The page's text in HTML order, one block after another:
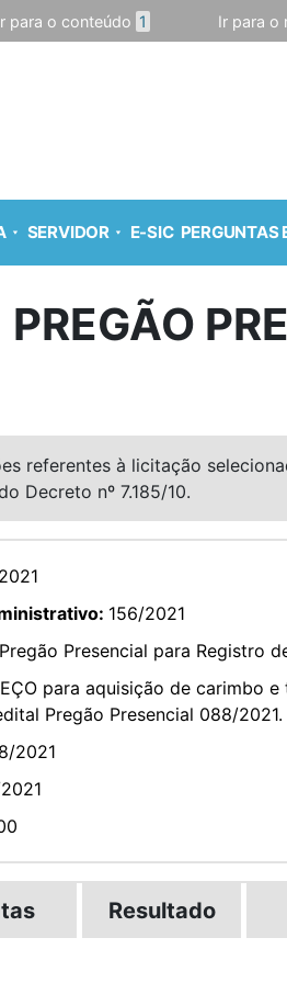
para o conteúdo 1 Ir para o
SERVIDOR E-SIC PERGUNTAS
PREGÃO
referentes à licitação
Decreto nº 7.185/10.
156/2021
Pregão Presencial para Registro
para aquisição de
Pregão Presencial 088/2021.
2021
Resultado